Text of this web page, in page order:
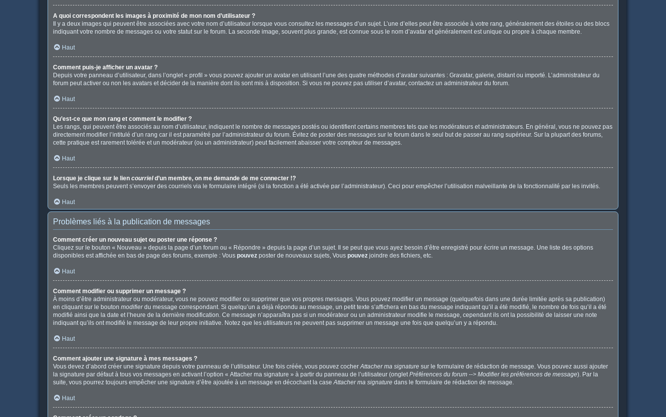
A quoi correspondent les images à proximité de mon nom d’utilisateur ?
Il y a deux images qui peuvent être associées avec votre nom d’utilisateur lorsque vous consultez les messages d’un sujet. L’une d’elles peut être associée à votre rang, généralement des étoiles ou des blocs
indiquant votre nombre de messages ou votre statut sur le forum. La seconde image, souvent plus grande, est connue sous le nom d’avatar et généralement est unique ou propre à chaque membre.
Haut
Comment puis-je afficher un avatar ?
Depuis votre panneau d’utilisateur, dans l’onglet « profil » vous pouvez ajouter un avatar en utilisant l’une des quatre méthodes d’avatar suivantes : Gravatar, galerie, distant ou importé. L’administrateur du
forum peut activer ou non les avatars et décider de la manière dont ils sont mis à disposition. Si vous ne pouvez pas utiliser d’avatar, contactez un administrateur du forum.
Haut
Qu’est-ce que mon rang et comment le modifier ?
Les rangs, qui peuvent être associés au nom d’utilisateur, indiquent le nombre de messages postés ou identifient certains membres tels que les modérateurs et administrateurs. En général, vous ne pouvez pas
directement modifier l’intitulé d’un rang car il est paramétré par l’administrateur du forum. Évitez de poster des messages sur le forum dans le seul but de passer au rang supérieur. Sur la plupart des forums,
cette pratique est rarement tolérée et un modérateur (ou un administrateur) peut facilement abaisser votre compteur de messages.
Haut
Lorsque je clique sur le lien courrield’un membre, on me demande de me connecter !?
Seuls les membres peuvent s’envoyer des courriels via le formulaire intégré (si la fonction a été activée par l’administrateur). Ceci pour empêcher l’utilisation malveillante de la fonctionnalité par les invités.
Haut
Problèmes liés à la publication de messages
Comment créer un nouveau sujet ou poster une réponse ?
Cliquez sur le bouton « Nouveau » depuis la page d’un forum ou « Répondre » depuis la page d’un sujet. Il se peut que vous ayez besoin d’être enregistré pour écrire un message. Une liste des options
disponibles est affichée en bas de page des forums, exemple : Vous pouvez poster de nouveaux sujets, Vous pouvez joindre des fichiers, etc.
Haut
Comment modifier ou supprimer un message ?
À moins d’être administrateur ou modérateur, vous ne pouvez modifier ou supprimer que vos propres messages. Vous pouvez modifier un message (quelquefois dans une durée limitée après sa publication)
en cliquant sur le bouton modifierdu message correspondant. Si quelqu’un a déjà répondu au message, un petit texte s’affichera en bas du message indiquant qu’il a été modifié, le nombre de fois qu’il a été
modifié ainsi que la date et l’heure de la dernière modification. Ce message n’apparaîtra pas si un modérateur ou un administrateur modifie le message, cependant ils ont la possibilité de laisser une note
indiquant qu’ils ont modifié le message de leur propre initiative. Notez que les utilisateurs ne peuvent pas supprimer un message une fois que quelqu’un y a répondu.
Haut
Comment ajouter une signature à mes messages ?
Vous devez d’abord créer une signature depuis votre panneau de l’utilisateur. Une fois créée, vous pouvez cocherAttacher ma signature sur le formulaire de rédaction de message. Vous pouvez aussi ajouter
la signature par défaut à tous vos messages en activant l’option « Attacher ma signature » à partir du panneau de l’utilisateur (ongletPréférences du forum --> Modifier les préférences de message). Par la
suite, vous pourrez toujours empêcher une signature d’être ajoutée à un message en décochant la caseAttacher ma signature dans le formulaire de rédaction de message.
Haut